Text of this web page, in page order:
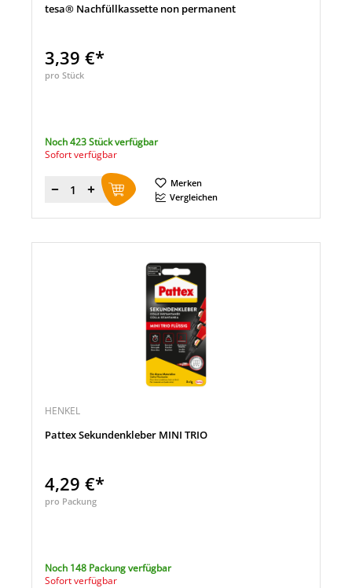
tesa® Nachfüllkassette non permanent
3,39 €*
pro Stück
Noch 423 Stück verfügbar
Sofort verfügbar
Menge
Merken
Vergleichen
HENKEL
Pattex Sekundenkleber MINI TRIO
4,29 €*
pro Packung
Noch 148 Packung verfügbar
Sofort verfügbar